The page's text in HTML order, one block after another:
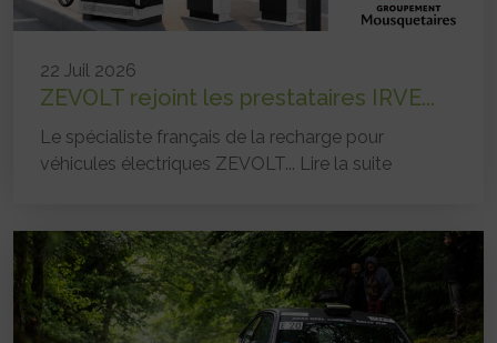
22 Juil 2026
ZEVOLT rejoint les prestataires IRVE...
Le spécialiste français de la recharge pour
véhicules électriques ZEVOLT... Lire la suite